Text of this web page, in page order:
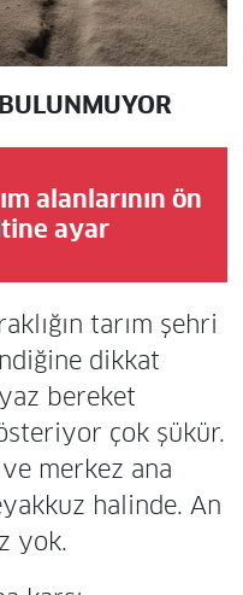
alanlarının ön
ayar
tarım şehri
dikkat
bereket
çok şükür.
merkez ana
halinde. An
yok.